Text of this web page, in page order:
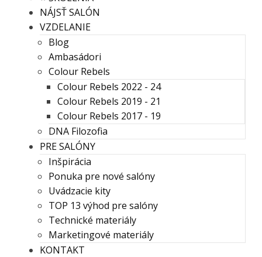
NÁJSŤ SALÓN
VZDELANIE
Blog
Ambasádori
Colour Rebels
Colour Rebels 2022 - 24
Colour Rebels 2019 - 21
Colour Rebels 2017 - 19
DNA Filozofia
PRE SALÓNY
Inšpirácia
Ponuka pre nové salóny
Uvádzacie kity
TOP 13 výhod pre salóny
Technické materiály
Marketingové materiály
KONTAKT